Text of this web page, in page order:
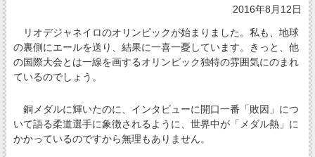
2016年8月12日
リオデジャネイロのオリンピックが始まりました。私も、地球
の裏側にエールを送り、結果に一喜一憂しています。きっと、他
の国際大会とは一線を画するオリンピック独特の雰囲気にのまれ
ているのでしょう。
銅メダルに輝いたのに、インタビューに開口一番「敗因」につ
いて語る柔道選手に象徴されるように、世界中が「メダル熱」に
かかっているのですから無理もありません。